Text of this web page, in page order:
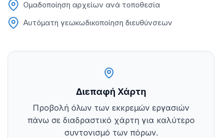
Ομαδοποίηση αρχείων ανά τοποθεσία
Αυτόματη γεωκωδικοποίηση διευθύνσεων
Διεπαφή Χάρτη
Προβολή όλων των εκκρεμών εργασιών
πάνω σε διαδραστικό χάρτη για καλύτερο
συντονισμό των πόρων.